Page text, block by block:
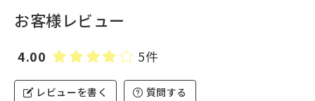
お客様レビュー
4.00 5件
レビューを書く 質問する